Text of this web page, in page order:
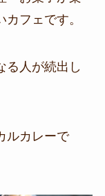
フェです。
る人が続出し
ルカレーで